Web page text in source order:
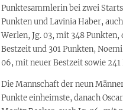
Punktesammlerin bei zwei
Punkten und Lavinia Haber,
Werlen, Jg. 03, mit 348
Bestzeit und 301 Punkten,
06, mit neuer Bestzeit sowie 241
Die Mannschaft der neun
Punkte einheimste, danach